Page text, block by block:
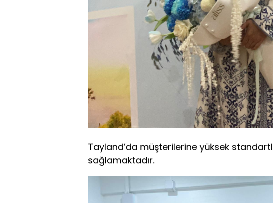
Tayland’da müşterilerine yüksek
sağlamaktadır.